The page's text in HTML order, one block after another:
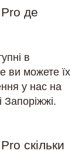
де
в
ви можете їх
у нас на
скільки